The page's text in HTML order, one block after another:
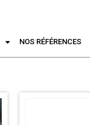
NOS RÉFÉRENCES